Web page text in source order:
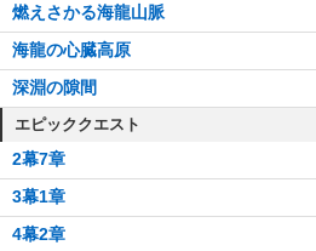
35階
36階
燃えさかる海龍山脈
海龍の心臓高原
深淵の隙間
エピッククエスト
2幕7章
3幕1章
4幕2章